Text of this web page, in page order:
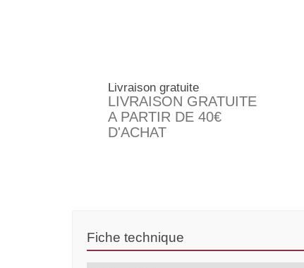
Livraison gratuite
LIVRAISON GRATUITE
A PARTIR DE 40€
D'ACHAT
Fiche technique